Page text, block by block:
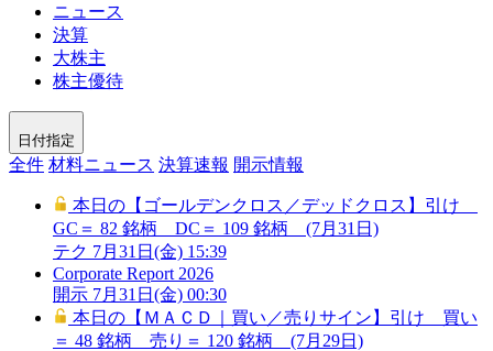
ニュース
決算
大株主
株主優待
日付指定
全件 材料ニュース 決算速報 開示情報
本日の【ゴールデンクロス／デッドクロス】引け
GC＝ 82 銘柄 DC＝ 109 銘柄 (7月31日)
テク 7月31日(金) 15:39
Corporate Report 2026
開示 7月31日(金) 00:30
本日の【ＭＡＣＤ｜買い／売りサイン】引け 買い
＝ 48 銘柄 売り＝ 120 銘柄 (7月29日)